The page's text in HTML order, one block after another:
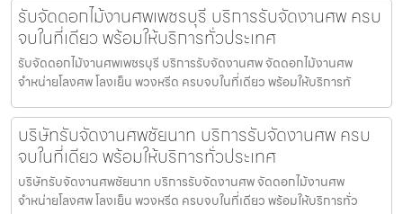
รับจัดดอกไม้งานศพเพชรบุรี บริการรับจัดงานศพ ครบ
จบในที่เดียว พร้อมให้บริการทั่วประเทศ
รับจัดดอกไม้งานศพเพชรบุรี บริการรับจัดงานศพ จัดดอกไม้งานศพ
จำหน่ายโลงศพ โลงเย็น พวงหรีด ครบจบในที่เดียว พร้อมให้บริการทั
บริษัทรับจัดงานศพชัยนาท บริการรับจัดงานศพ ครบ
จบในที่เดียว พร้อมให้บริการทั่วประเทศ
บริษัทรับจัดงานศพชัยนาท บริการรับจัดงานศพ จัดดอกไม้งานศพ
จำหน่ายโลงศพ โลงเย็น พวงหรีด ครบจบในที่เดียว พร้อมให้บริการทั่ว